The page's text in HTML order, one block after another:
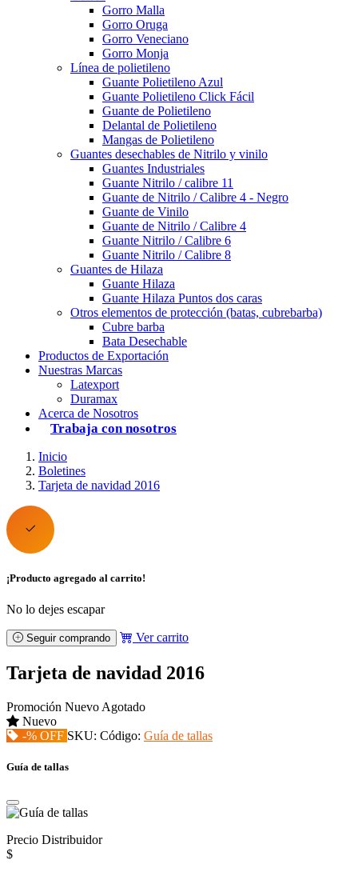
Gorro Malla
Gorro Oruga
Gorro Veneciano
Gorro Monja
Línea de polietileno
Guante Polietileno Azul
Guante Polietileno Click Fácil
Guante de Polietileno
Delantal de Polietileno
Mangas de Polietileno
Guantes desechables de Nitrilo y vinilo
Guantes Industriales
Guante Nitrilo / calibre 11
Guante de Nitrilo / Calibre 4 - Negro
Guante de Vinilo
Guante de Nitrilo / Calibre 4
Guante Nitrilo / Calibre 6
Guante Nitrilo / Calibre 8
Guantes de Hilaza
Guante Hilaza
Guante Hilaza Puntos dos caras
Otros elementos de protección (batas, cubrebarba)
Cubre barba
Bata Desechable
Productos de Exportación
Nuestras Marcas
Latexport
Duramax
Acerca de Nosotros
Trabaja con nosotros
Inicio
Boletines
Tarjeta de navidad 2016
¡Producto agregado al carrito!
No lo dejes escapar
Seguir comprando Ver carrito
Tarjeta de navidad 2016
Promoción Nuevo Agotado
Nuevo
-% OFF SKU: Código: Guía de tallas
Guía de tallas
Precio Distribuidor
$